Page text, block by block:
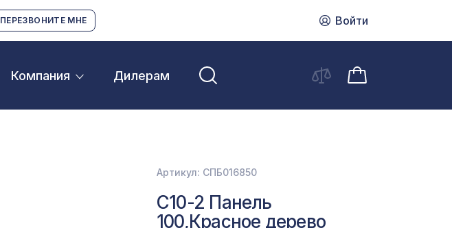
ПЕРЕЗВОНИТЕ МНЕ Войти
Компания Дилерам
Артикул: СПБ016850
C10-2 Панель
100,Красное дерево